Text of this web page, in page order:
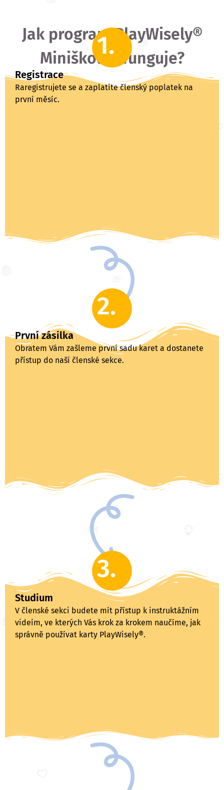
Jak program PlayWisely®
Miniškolka funguje?
1.
Registrace
Raregistrujete se a zaplatíte členský poplatek na
první měsíc.
2.
První zásilka
Obratem Vám zašleme první sadu karet a dostanete
přístup do naší členské sekce.
3.
Studium
V členské sekci budete mít přístup k instruktážním
videím, ve kterých Vás krok za krokem naučíme, jak
správně používat karty PlayWisely®.